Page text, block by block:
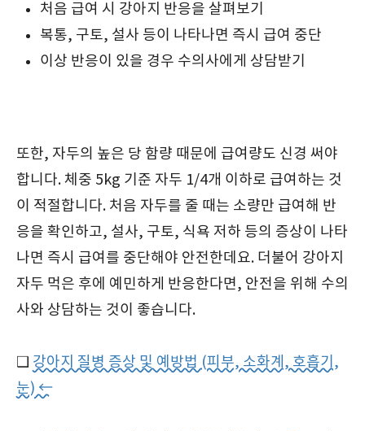
처음 급여 시 강아지 반응을 살펴보기
복통, 구토, 설사 등이 나타나면 즉시 급여 중단
이상 반응이 있을 경우 수의사에게 상담받기
또한, 자두의 높은 당 함량 때문에 급여량도 신경 써야
합니다. 체중 5kg 기준 자두 1/4개 이하로 급여하는 것
이 적절합니다. 처음 자두를 줄 때는 소량만 급여해 반
응을 확인하고, 설사, 구토, 식욕 저하 등의 증상이 나타
나면 즉시 급여를 중단해야 안전한데요. 더불어 강아지
자두 먹은 후에 예민하게 반응한다면, 안전을 위해 수의
사와 상담하는 것이 좋습니다.
❑ 강아지 질병 증상 및 예방법 (피부, 소화계, 호흡기,
눈) ←